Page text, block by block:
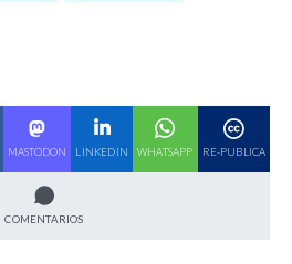
MASTODON LINKEDIN WHATSAPP RE-PUBLICA
COMENTARIOS